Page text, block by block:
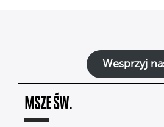
Wesprzyj
MSZE ŚW.